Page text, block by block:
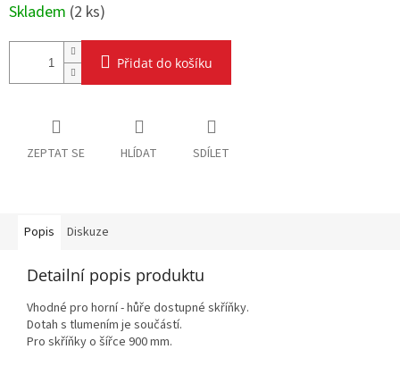
Skladem (2 ks)
Přidat do košíku
ZEPTAT SE HLÍDAT SDÍLET
Popis Diskuze
Detailní popis produktu
Vhodné pro horní - hůře dostupné skříňky.
Dotah s tlumením je součástí.
Pro skříňky o šířce 900 mm.